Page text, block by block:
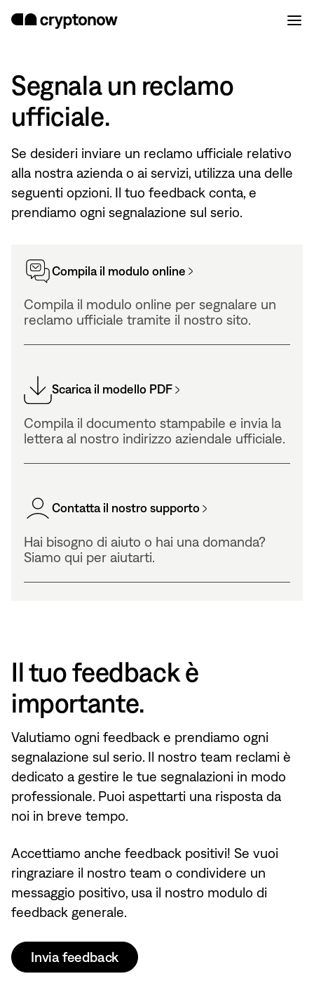
Segnala un reclamo
ufficiale.
Se desideri inviare un reclamo ufficiale relativo
alla nostra azienda o ai servizi, utilizza una delle
seguenti opzioni. Il tuo feedback conta, e
prendiamo ogni segnalazione sul serio.
Compila il modulo online
Compila il modulo online per segnalare un
reclamo ufficiale tramite il nostro sito.
Scarica il modello PDF
Compila il documento stampabile e invia la
lettera al nostro indirizzo aziendale ufficiale.
Contatta il nostro supporto
Hai bisogno di aiuto o hai una domanda?
Siamo qui per aiutarti.
Il tuo feedback è
importante.
Valutiamo ogni feedback e prendiamo ogni
segnalazione sul serio. Il nostro team reclami è
dedicato a gestire le tue segnalazioni in modo
professionale. Puoi aspettarti una risposta da
noi in breve tempo.
Accettiamo anche feedback positivi! Se vuoi
ringraziare il nostro team o condividere un
messaggio positivo, usa il nostro modulo di
feedback generale.
Invia feedback